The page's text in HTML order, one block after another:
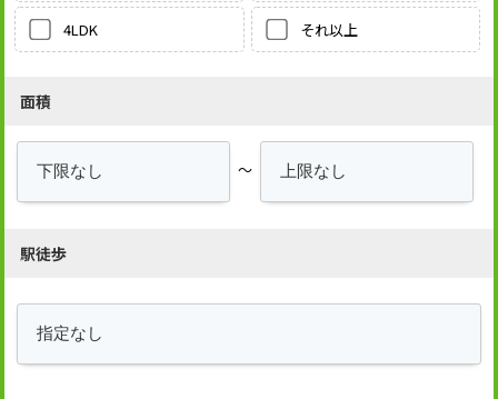
4LDK それ以上
面積
～
駅徒歩